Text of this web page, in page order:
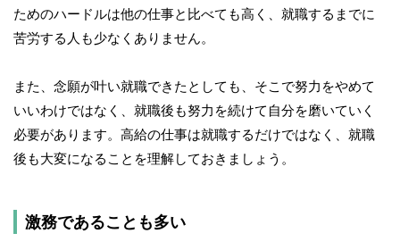
ためのハードルは他の仕事と比べても高く、就職するまでに
苦労する人も少なくありません。
また、念願が叶い就職できたとしても、そこで努力をやめて
いいわけではなく、就職後も努力を続けて自分を磨いていく
必要があります。高給の仕事は就職するだけではなく、就職
後も大変になることを理解しておきましょう。
激務であることも多い